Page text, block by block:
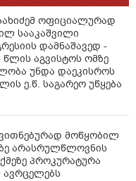
ოფიციალურად
სააკაშვილი
დამნაშავედ -
წლის აგვისტოს ომზე
უნდა დაეკისროს
ე.წ. საგარეო უწყება
მოწყობილ
არასრულწლოვნის
პროკურატურა
ავრცელებს